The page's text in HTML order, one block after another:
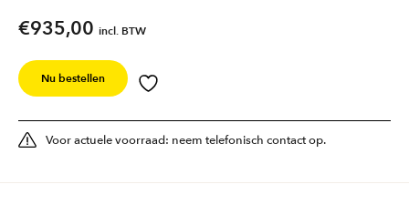
€935,00 incl. BTW
Nu bestellen
Voor actuele voorraad: neem telefonisch contact op.